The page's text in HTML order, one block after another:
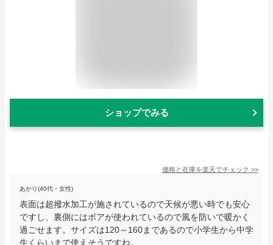
ショップでみる
価格と在庫を楽天でチェック >>
あかり(40代・女性)
表面は超撥水加工が施されているので天候が悪い時でも安心
ですし、裏側にはボアが使われているので風を防いで暖かく
過ごせます。サイズは120～160まであるので小学生から中学
生くらいまで使えそうですね。